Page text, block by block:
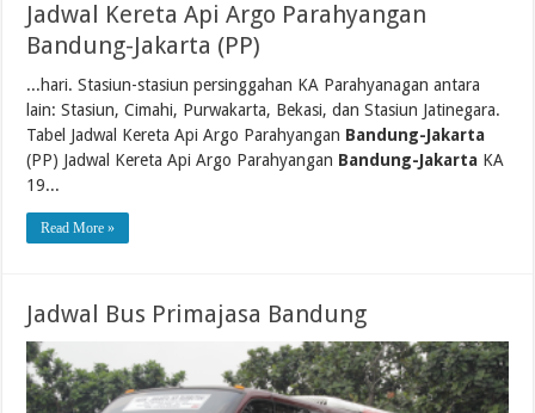
Jadwal Kereta Api Argo Parahyangan
Bandung-Jakarta (PP)
...hari. Stasiun-stasiun persinggahan KA Parahyanagan antara
lain: Stasiun, Cimahi, Purwakarta, Bekasi, dan Stasiun Jatinegara.
Tabel Jadwal Kereta Api Argo Parahyangan Bandung-Jakarta
(PP) Jadwal Kereta Api Argo Parahyangan Bandung-Jakarta KA
19...
Read More »
Jadwal Bus Primajasa Bandung